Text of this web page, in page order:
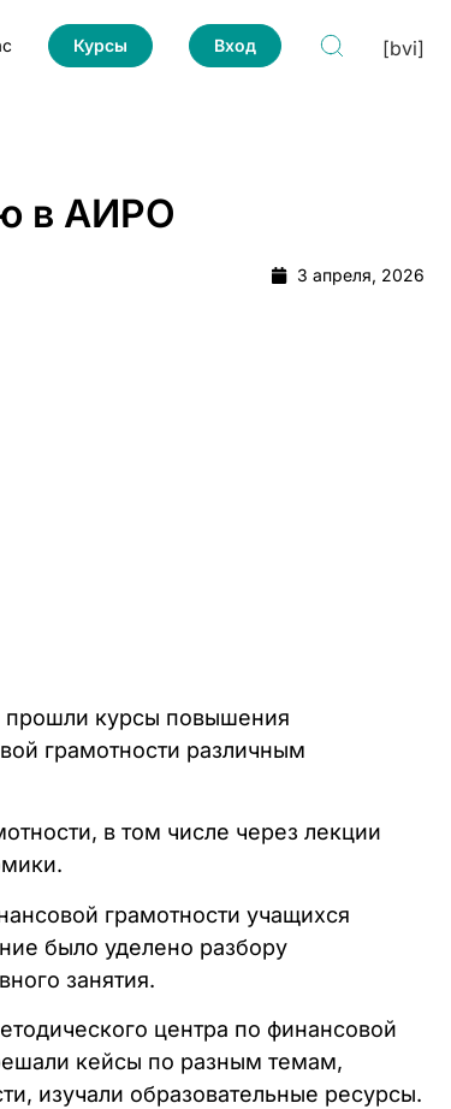
Курсы Вход [bvi]
в АИРО
3 апреля, 2026
прошли курсы повышения
грамотности различным
в том числе через лекции
грамотности учащихся
было уделено разбору
занятия.
центра по финансовой
кейсы по разным темам,
изучали образовательные ресурсы.